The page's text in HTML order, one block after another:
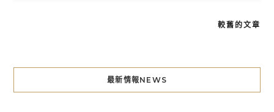
導
覽
較舊的文章
最新情報NEWS